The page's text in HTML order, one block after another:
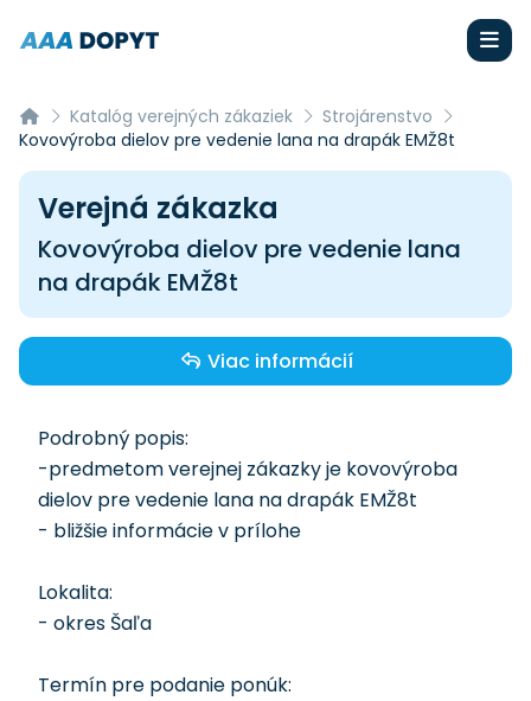
Katalóg verejných zákaziek
Strojárenstvo
Kovovýroba dielov pre vedenie lana na drapák EMŽ8t
Verejná zákazka
Kovovýroba dielov pre vedenie lana
na drapák EMŽ8t
Viac informácií
Podrobný popis:
-predmetom verejnej zákazky je kovovýroba
dielov pre vedenie lana na drapák EMŽ8t
- bližšie informácie v prílohe
Lokalita:
- okres Šaľa
Termín pre podanie ponúk: